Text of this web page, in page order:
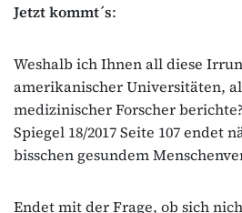
Jetzt kommt´s:
Weshalb ich Ihnen all diese
amerikanischer Universitäten,
medizinischer Forscher
Spiegel 18/2017 Seite 107 endet
bisschen gesundem
Endet mit der Frage, ob sich